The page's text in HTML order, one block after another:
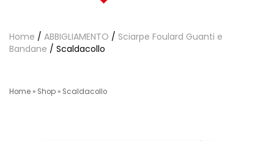
Home / ABBIGLIAMENTO / Sciarpe Foulard Guanti e
Bandane / Scaldacollo
Home » Shop » Scaldacollo